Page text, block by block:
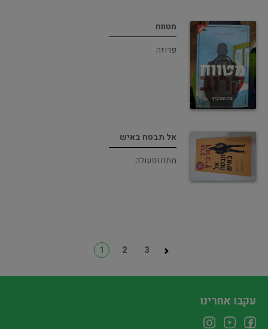
מטווח
פרוזה
אל תבטח באיש
מתח ופעולה
1 2 3
עקבו אחרינו